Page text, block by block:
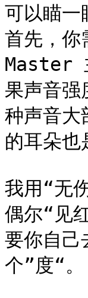
可以瞄
首先，你
Master
果声音强
种声音大
的耳朵也
我用“无
偶尔“见
要你自己
个”度“。